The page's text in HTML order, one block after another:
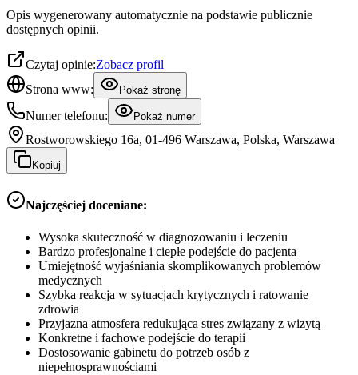
Opis wygenerowany automatycznie na podstawie publicznie
dostępnych opinii.
Czytaj opinie:Zobacz profil
Strona www:
Pokaż stronę
Numer telefonu: Pokaż numer
Rostworowskiego 16a, 01-496 Warszawa, Polska, Warszawa
Kopiuj
Najczęściej doceniane:
Wysoka skuteczność w diagnozowaniu i leczeniu
Bardzo profesjonalne i ciepłe podejście do pacjenta
Umiejętność wyjaśniania skomplikowanych problemów
medycznych
Szybka reakcja w sytuacjach krytycznych i ratowanie
zdrowia
Przyjazna atmosfera redukująca stres związany z wizytą
Konkretne i fachowe podejście do terapii
Dostosowanie gabinetu do potrzeb osób z
niepełnosprawnościami